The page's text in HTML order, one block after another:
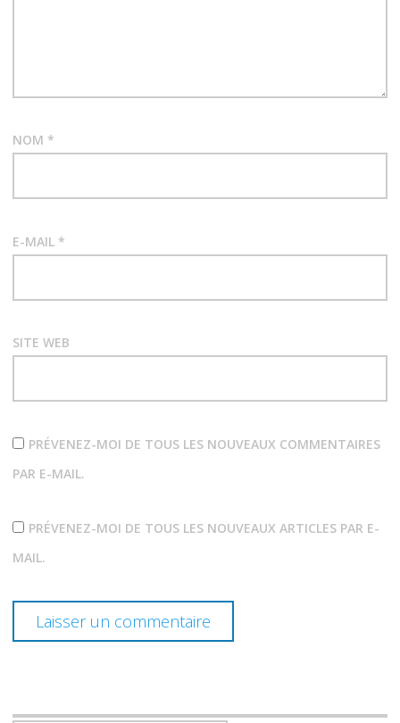
NOM *
E-MAIL *
SITE WEB
PRÉVENEZ-MOI DE TOUS LES NOUVEAUX COMMENTAIRES
PAR E-MAIL.
PRÉVENEZ-MOI DE TOUS LES NOUVEAUX ARTICLES PAR E-
MAIL.